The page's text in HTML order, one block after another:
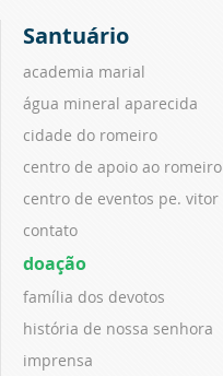
Santuário
academia marial
água mineral aparecida
cidade do romeiro
centro de apoio ao romeiro
centro de eventos pe. vitor
contato
doação
família dos devotos
história de nossa senhora
imprensa